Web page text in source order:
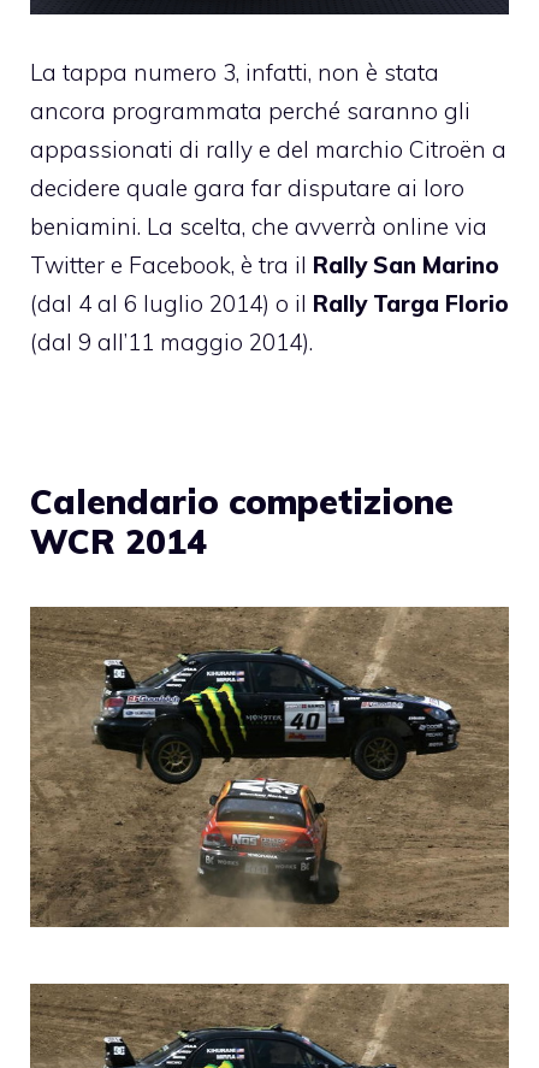
La tappa numero 3, infatti, non è stata
ancora programmata perché saranno gli
appassionati di rally e del marchio Citroën a
decidere quale gara far disputare ai loro
beniamini. La scelta, che avverrà online via
Twitter e Facebook, è tra il Rally San Marino
(dal 4 al 6 luglio 2014) o il Rally Targa Florio
(dal 9 all’11 maggio 2014).
Calendario competizione
WCR 2014